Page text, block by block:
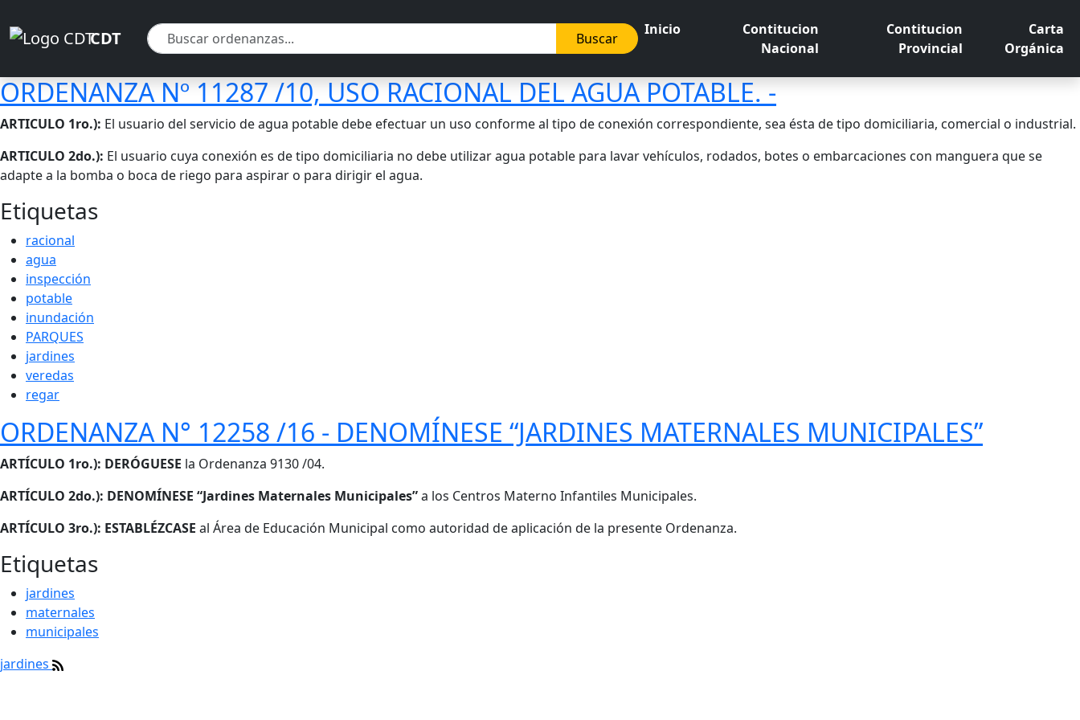
CDT Buscar
Inicio
Contitucion
Nacional
Contitucion
Provincial
Carta
Orgánica
ORDENANZA Nº 11287 /10, USO RACIONAL DEL AGUA POTABLE. -
Cuerpo
ARTICULO 1ro.): El usuario del servicio de agua potable debe efectuar un uso conforme al tipo de conexión correspondiente, sea ésta de tipo domiciliaria, comercial o industrial.
ARTICULO 2do.): El usuario cuya conexión es de tipo domiciliaria no debe utilizar agua potable para lavar vehículos, rodados, botes o embarcaciones con manguera que se
adapte a la bomba o boca de riego para aspirar o para dirigir el agua.
Etiquetas
racional
agua
inspección
potable
inundación
PARQUES
jardines
veredas
regar
ORDENANZA N° 12258 /16 - DENOMÍNESE “JARDINES MATERNALES MUNICIPALES”
Cuerpo
ARTÍCULO 1ro.): DERÓGUESE la Ordenanza 9130 /04.
ARTÍCULO 2do.): DENOMÍNESE “Jardines Maternales Municipales”a los Centros Materno Infantiles Municipales.
ARTÍCULO 3ro.): ESTABLÉZCASE al Área de Educación Municipal como autoridad de aplicación de la presente Ordenanza.
Etiquetas
jardines
maternales
municipales
jardines